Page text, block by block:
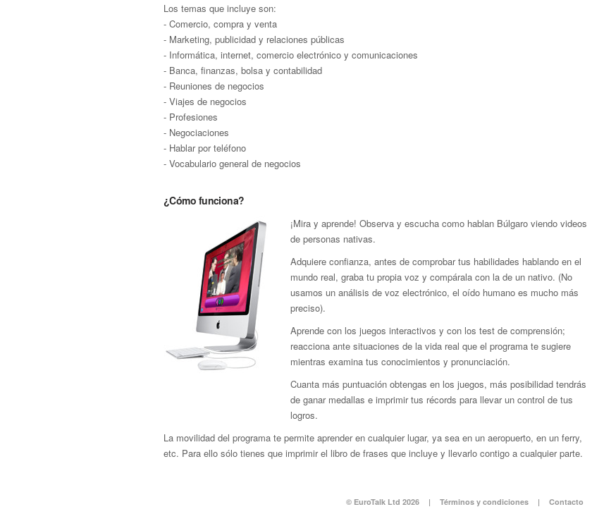
Los temas que incluye son:
- Comercio, compra y venta
- Marketing, publicidad y relaciones públicas
- Informática, internet, comercio electrónico y comunicaciones
- Banca, finanzas, bolsa y contabilidad
- Reuniones de negocios
- Viajes de negocios
- Profesiones
- Negociaciones
- Hablar por teléfono
- Vocabulario general de negocios
¿Cómo funciona?
¡Mira y aprende! Observa y escucha como hablan Búlgaro viendo videos
de personas nativas.
Adquiere confianza, antes de comprobar tus habilidades hablando en el
mundo real, graba tu propia voz y compárala con la de un nativo. (No
usamos un análisis de voz electrónico, el oído humano es mucho más
preciso).
Aprende con los juegos interactivos y con los test de comprensión;
reacciona ante situaciones de la vida real que el programa te sugiere
mientras examina tus conocimientos y pronunciación.
Cuanta más puntuación obtengas en los juegos, más posibilidad tendrás
de ganar medallas e imprimir tus récords para llevar un control de tus
logros.
La movilidad del programa te permite aprender en cualquier lugar, ya sea en un aeropuerto, en un ferry,
etc. Para ello sólo tienes que imprimir el libro de frases que incluye y llevarlo contigo a cualquier parte.
© EuroTalk Ltd 2026 | Términos y condiciones | Contacto